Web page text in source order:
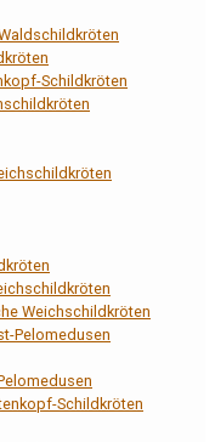
Schildkröten
Weichschildkröten
Pelomedusen
Schildkröten